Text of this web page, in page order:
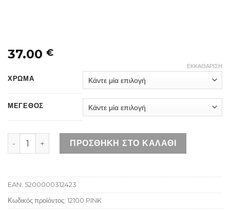
37.00 €
ΧΡΩΜΑ
ΜΕΓΕΘΟΣ
ΕΚΚΑΘΆΡΙΣΗ
EVERY OTHER ZIP ROUND PURSE PINK ποσότητα
ΠΡΟΣΘΉΚΗ ΣΤΟ ΚΑΛΆΘΙ
EAN: 5200000312423
Κωδικός προϊόντος: 12100 PINK